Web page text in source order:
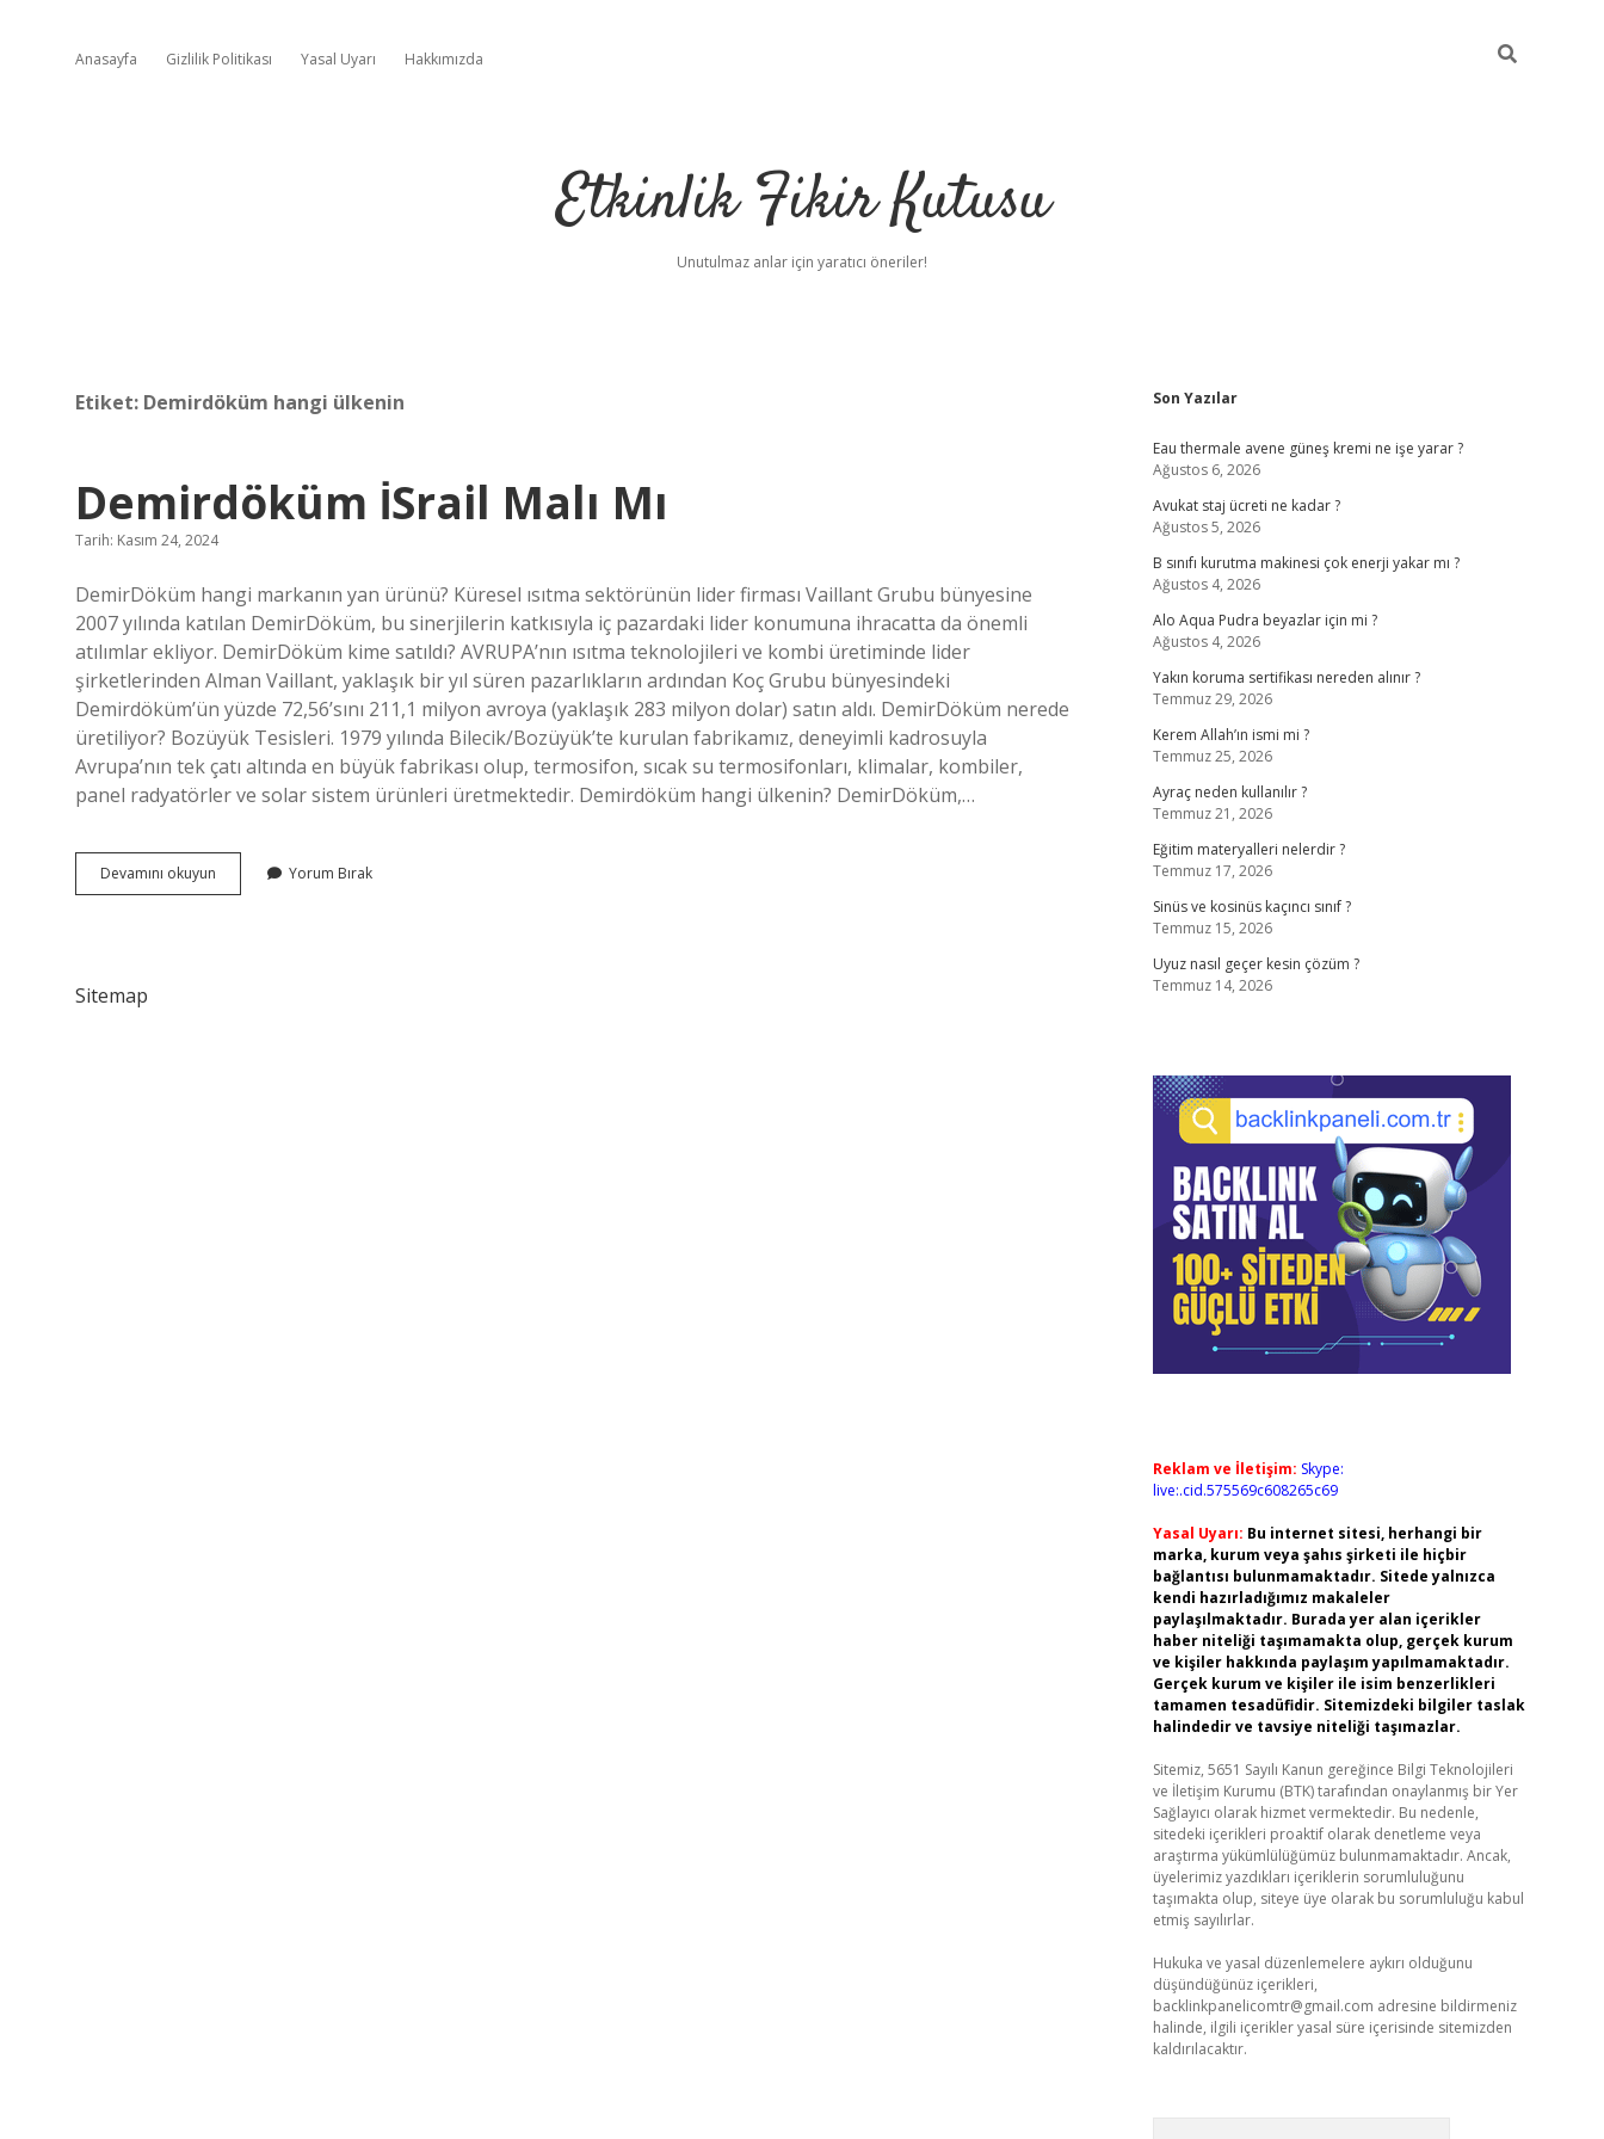
Anasayfa Gizlilik Politikası Yasal Uyarı Hakkımızda
Etkinlik Fikir Kutusu
Unutulmaz anlar için yaratıcı öneriler!
Etiket: Demirdöküm hangi ülkenin
Demirdöküm İSrail Malı Mı
Tarih: Kasım 24, 2024
DemirDöküm hangi markanın yan ürünü? Küresel ısıtma sektörünün lider firması Vaillant Grubu bünyesine
2007 yılında katılan DemirDöküm, bu sinerjilerin katkısıyla iç pazardaki lider konumuna ihracatta da önemli
atılımlar ekliyor. DemirDöküm kime satıldı? AVRUPA’nın ısıtma teknolojileri ve kombi üretiminde lider
şirketlerinden Alman Vaillant, yaklaşık bir yıl süren pazarlıkların ardından Koç Grubu bünyesindeki
Demirdöküm’ün yüzde 72,56’sını 211,1 milyon avroya (yaklaşık 283 milyon dolar) satın aldı. DemirDöküm nerede
üretiliyor? Bozüyük Tesisleri. 1979 yılında Bilecik/Bozüyük’te kurulan fabrikamız, deneyimli kadrosuyla
Avrupa’nın tek çatı altında en büyük fabrikası olup, termosifon, sıcak su termosifonları, klimalar, kombiler,
panel radyatörler ve solar sistem ürünleri üretmektedir. Demirdöküm hangi ülkenin? DemirDöküm,…
Devamını okuyun Demirdöküm
İSrail
Yorum Bırak
Sitemap
Sidebar
Son Yazılar
Eau thermale avene güneş kremi ne işe yarar ?
Ağustos 6, 2026
Avukat staj ücreti ne kadar ?
Ağustos 5, 2026
B sınıfı kurutma makinesi çok enerji yakar mı ?
Ağustos 4, 2026
Alo Aqua Pudra beyazlar için mi ?
Ağustos 4, 2026
Yakın koruma sertifikası nereden alınır ?
Temmuz 29, 2026
Kerem Allah’ın ismi mi ?
Temmuz 25, 2026
Ayraç neden kullanılır ?
Temmuz 21, 2026
Eğitim materyalleri nelerdir ?
Temmuz 17, 2026
Sinüs ve kosinüs kaçıncı sınıf ?
Temmuz 15, 2026
Uyuz nasıl geçer kesin çözüm ?
Temmuz 14, 2026
Reklam ve İletişim: Skype:
live:.cid.575569c608265c69
Yasal Uyarı: Bu internet sitesi, herhangi bir
marka, kurum veya şahıs şirketi ile hiçbir
bağlantısı bulunmamaktadır. Sitede yalnızca
kendi hazırladığımız makaleler
paylaşılmaktadır. Burada yer alan içerikler
haber niteliği taşımamakta olup, gerçek kurum
ve kişiler hakkında paylaşım yapılmamaktadır.
Gerçek kurum ve kişiler ile isim benzerlikleri
tamamen tesadüfidir. Sitemizdeki bilgiler taslak
halindedir ve tavsiye niteliği taşımazlar.
Sitemiz, 5651 Sayılı Kanun gereğince Bilgi Teknolojileri
ve İletişim Kurumu (BTK) tarafından onaylanmış bir Yer
Sağlayıcı olarak hizmet vermektedir. Bu nedenle,
sitedeki içerikleri proaktif olarak denetleme veya
araştırma yükümlülüğümüz bulunmamaktadır. Ancak,
üyelerimiz yazdıkları içeriklerin sorumluluğunu
taşımakta olup, siteye üye olarak bu sorumluluğu kabul
etmiş sayılırlar.
Hukuka ve yasal düzenlemelere aykırı olduğunu
düşündüğünüz içerikleri,
backlinkpanelicomtr@gmail.com adresine bildirmeniz
halinde, ilgili içerikler yasal süre içerisinde sitemizden
kaldırılacaktır.